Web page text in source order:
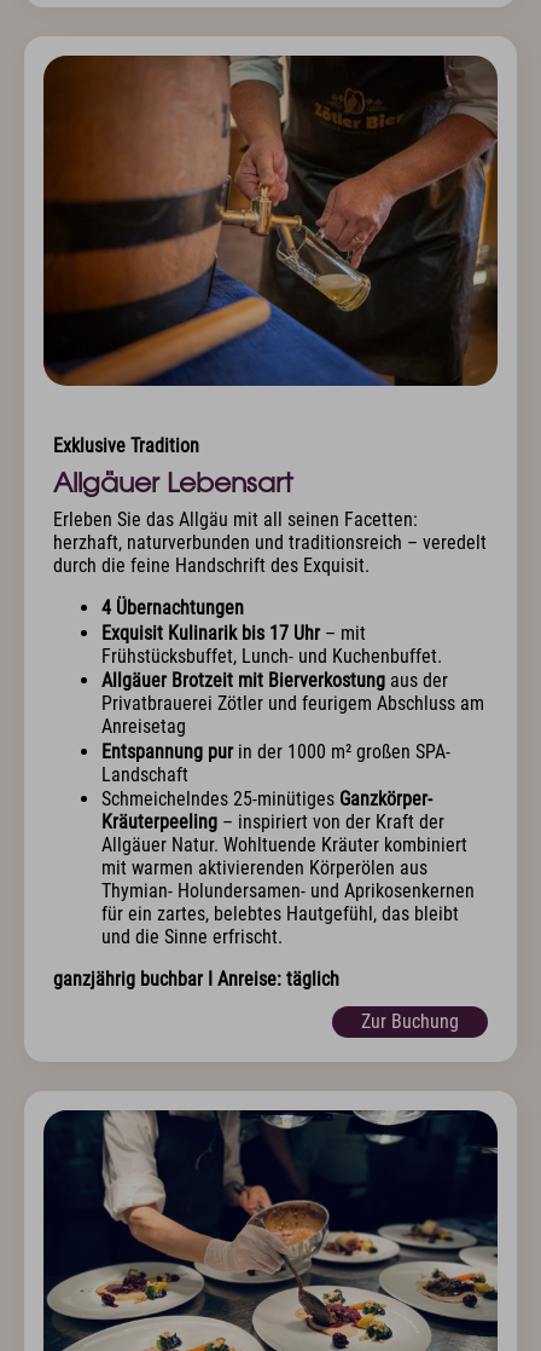
Exklusive Tradition
Allgäuer Lebensart
Erleben Sie das Allgäu mit all seinen Facetten:
herzhaft, naturverbunden und traditionsreich – veredelt
durch die feine Handschrift des Exquisit.
4 Übernachtungen
Exquisit Kulinarik bis 17 Uhr – mit
Frühstücksbuffet, Lunch- und Kuchenbuffet.
Allgäuer Brotzeit mit Bierverkostung aus der
Privatbrauerei Zötler und feurigem Abschluss am
Anreisetag
Entspannung purin der 1000 m² großen SPA-
Landschaft
Schmeichelndes 25-minütiges Ganzkörper-
Kräuterpeeling – inspiriert von der Kraft der
Allgäuer Natur. Wohltuende Kräuter kombiniert
mit warmen aktivierenden Körperölen aus
Thymian- Holundersamen- und Aprikosenkernen
für ein zartes, belebtes Hautgefühl, das bleibt
und die Sinne erfrischt.
ganzjährig buchbar I Anreise: täglich
Zur Buchung